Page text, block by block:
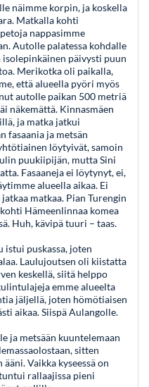
näimme korpin, ja koskella
Matkalla kohti
nappasimme
Autolle palatessa kohdalle
päivysti puun
Merikotka oli paikalla,
että alueella pyöri myös
autolle paikan 500 metriä
näkemättä. Kinnasmäen
ja matka jatkui
fasaania ja metsän
löytyivät, samoin
puukiipijän, mutta Sini
Fasaaneja ei löytynyt, ei,
alueella aikaa. Ei
matkaa. Pian Turengin
Hämeenlinnaa komea
Huh, kävipä tuuri – taas.
istui puskassa, joten
Laulujoutsen oli kiistatta
keskellä, siitä helppo
emme alueelta
jäljellä, joten hömötiaisen
aikaa. Siispä Aulangolle.
ja metsään kuuntelemaan
sitten
Vaikka kyseessä on
rallaajissa pieni